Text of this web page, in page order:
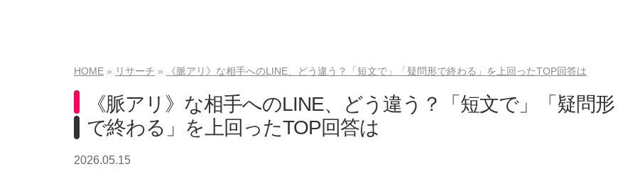
HOME リサーチ 《脈アリ》な相手へのLINE、どう違う？「短文で」「疑問形で終わる」を上回ったTOP回答は
《脈アリ》な相手へのLINE、どう違う？「短文で」「疑問形
で終わる」を上回ったTOP回答は
2026.05.15